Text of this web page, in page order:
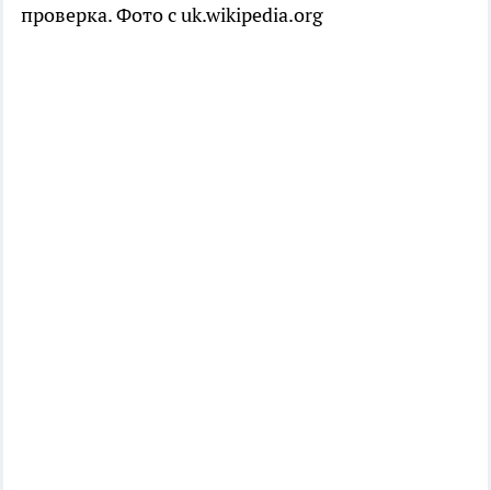
проверка. Фото с uk.wikipedia.org